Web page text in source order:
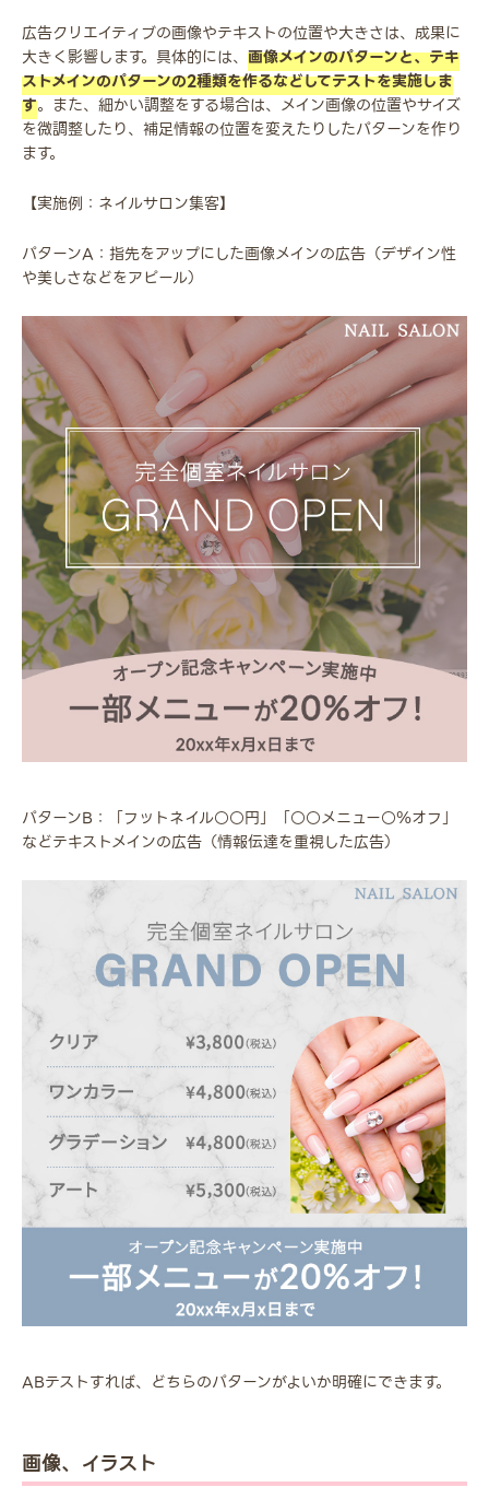
広告クリエイティブの画像やテキストの位置や大きさは、成果に
大きく影響します。具体的には、 画像メインのパターンと、テキ
ストメインのパターンの2種類を作るなどしてテストを実施しま
す。また、細かい調整をする場合は、メイン画像の位置やサイズ
を微調整したり、補足情報の位置を変えたりしたパターンを作り
ます。
【実施例：ネイルサロン集客】
パターンA：指先をアップにした画像メインの広告（デザイン性
や美しさなどをアピール）
パターンB：「フットネイル○○円」「○○メニュー○％オフ」
などテキストメインの広告（情報伝達を重視した広告）
ABテストすれば、どちらのパターンがよいか明確にできます。
画像、イラスト